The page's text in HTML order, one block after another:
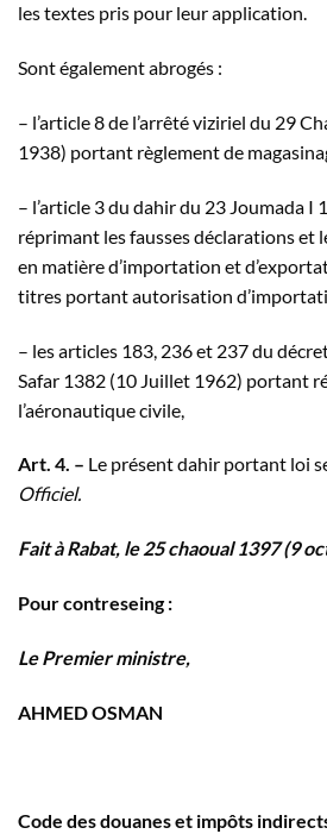
les textes pris pour leur application.
Sont également abrogés :
– l’article 8 de l’arrêté viziriel du 29
1938) portant règlement de
– l’article 3 du dahir du 23 Joumada I
réprimant les fausses déclarations et
en matière d’importation et
titres portant autorisation
– les articles 183, 236 et 237 du
Safar 1382 (10 Juillet 1962) portant
l’aéronautique civile,
Art. 4. – Le présent dahir portant loi
Officiel.
Fait à Rabat, le 25 chaoual 1397 (9
Pour contreseing :
Le Premier ministre,
AHMED OSMAN
Code des douanes et impôts